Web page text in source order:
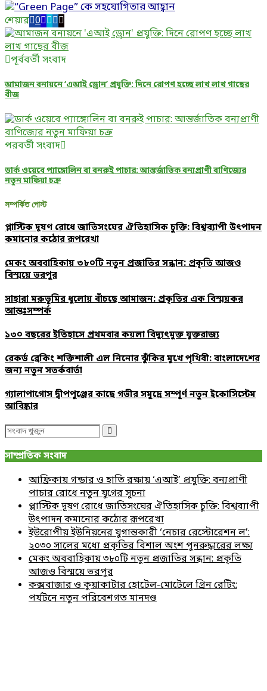
শেয়ার 0
পূর্ববর্তী সংবাদ
আমাজন বনায়নে ‘এআই ড্রোন’ প্রযুক্তি: দিনে রোপণ হচ্ছে লাখ লাখ গাছের
বীজ
পরবর্তী সংবাদ
ডার্ক ওয়েবে প্যাঙ্গোলিন বা বনরুই পাচার: আন্তর্জাতিক বন্যপ্রাণী বাণিজ্যের
নতুন মাফিয়া চক্র
সম্পর্কিত পোস্ট
প্লাস্টিক দূষণ রোধে জাতিসংঘের ঐতিহাসিক চুক্তি: বিশ্বব্যাপী উৎপাদন
কমানোর কঠোর রূপরেখা
মেকং অববাহিকায় ৩৮০টি নতুন প্রজাতির সন্ধান: প্রকৃতি আজও
বিস্ময়ে ভরপুর
সাহারা মরুভূমির ধুলোয় বাঁচছে আমাজন: প্রকৃতির এক বিস্ময়কর
আন্তঃসম্পর্ক
১৩০ বছরের ইতিহাসে প্রথমবার কয়লা বিদ্যুৎমুক্ত যুক্তরাজ্য
রেকর্ড ব্রেকিং শক্তিশালী এল নিনোর ঝুঁকির মুখে পৃথিবী: বাংলাদেশের
জন্য নতুন সতর্কবার্তা
গ্যালাপাগোস দ্বীপপুঞ্জের কাছে গভীর সমুদ্রে সম্পূর্ণ নতুন ইকোসিস্টেম
আবিষ্কার
Search
Search
সাম্প্রতিক সংবাদ
আফ্রিকায় গন্ডার ও হাতি রক্ষায় ‘এআই’ প্রযুক্তি: বন্যপ্রাণী
পাচার রোধে নতুন যুগের সূচনা
প্লাস্টিক দূষণ রোধে জাতিসংঘের ঐতিহাসিক চুক্তি: বিশ্বব্যাপী
উৎপাদন কমানোর কঠোর রূপরেখা
ইউরোপীয় ইউনিয়নের যুগান্তকারী ‘নেচার রেস্টোরেশন ল’:
২০৩০ সালের মধ্যে প্রকৃতির বিশাল অংশ পুনরুদ্ধারের লক্ষ্য
মেকং অববাহিকায় ৩৮০টি নতুন প্রজাতির সন্ধান: প্রকৃতি
আজও বিস্ময়ে ভরপুর
কক্সবাজার ও কুয়াকাটার হোটেল-মোটেলে গ্রিন রেটিং:
পর্যটনে নতুন পরিবেশগত মানদণ্ড